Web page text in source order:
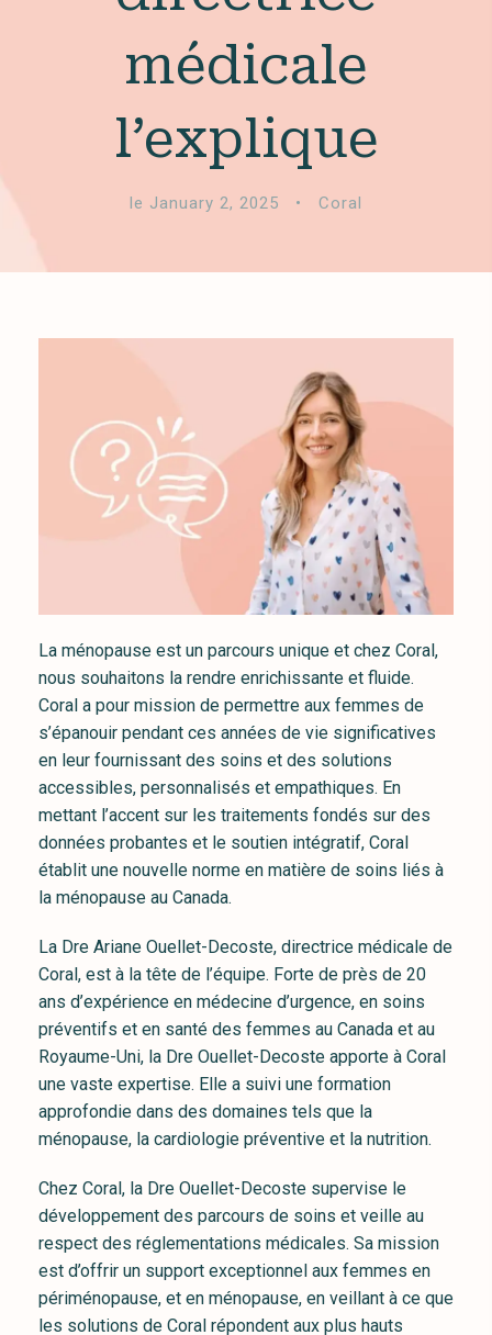
médicale
l’explique
le January 2, 2025 • Coral
La ménopause est un parcours unique et chez Coral,
nous souhaitons la rendre enrichissante et fluide.
Coral a pour mission de permettre aux femmes de
s’épanouir pendant ces années de vie significatives
en leur fournissant des soins et des solutions
accessibles, personnalisés et empathiques. En
mettant l’accent sur les traitements fondés sur des
données probantes et le soutien intégratif, Coral
établit une nouvelle norme en matière de soins liés à
la ménopause au Canada.
La Dre Ariane Ouellet-Decoste, directrice médicale de
Coral, est à la tête de l’équipe. Forte de près de 20
ans d’expérience en médecine d’urgence, en soins
préventifs et en santé des femmes au Canada et au
Royaume-Uni, la Dre Ouellet-Decoste apporte à Coral
une vaste expertise. Elle a suivi une formation
approfondie dans des domaines tels que la
ménopause, la cardiologie préventive et la nutrition.
Chez Coral, la Dre Ouellet-Decoste supervise le
développement des parcours de soins et veille au
respect des réglementations médicales. Sa mission
est d’offrir un support exceptionnel aux femmes en
périménopause, et en ménopause, en veillant à ce que
les solutions de Coral répondent aux plus hauts